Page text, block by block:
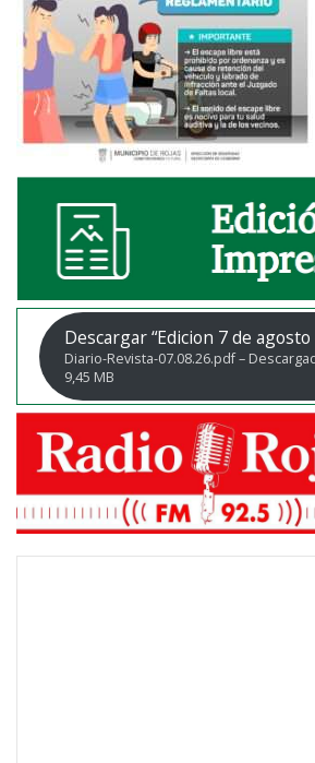
Descargar “Edicion 7 de agosto
Diario-Revista-07.08.26.pdf –
9,45 MB